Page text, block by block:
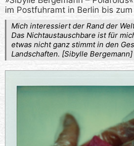
im Postfuhramt in Berlin bis
Mich interessiert der Rand der
Das Nichtaustauschbare ist für
etwas nicht ganz stimmt in den
Landschaften. [Sibylle Bergemann]